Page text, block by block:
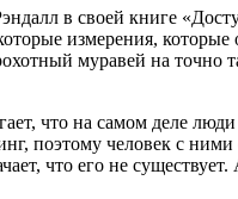
в своей книге
измерения, которые
муравей на точно
что на самом деле
поэтому человек с ними
что его не